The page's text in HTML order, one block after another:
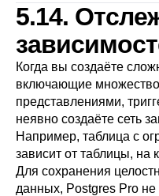
5.14.
Когда вы создаёте
включающие
представлениями,
неявно создаёте сеть
Например, таблица с
зависит от таблицы, на
Для сохранения
данных, Postgres Pro не